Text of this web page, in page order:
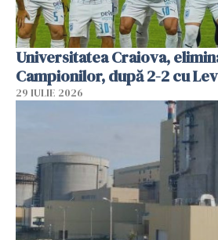
Universitatea Craiova,
Campionilor, după 2-2 cu
29 IULIE 2026